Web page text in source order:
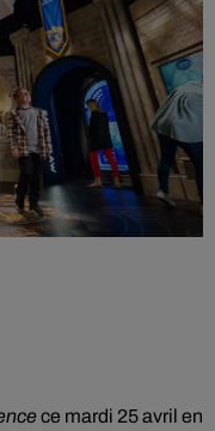
ce mardi 25 avril en